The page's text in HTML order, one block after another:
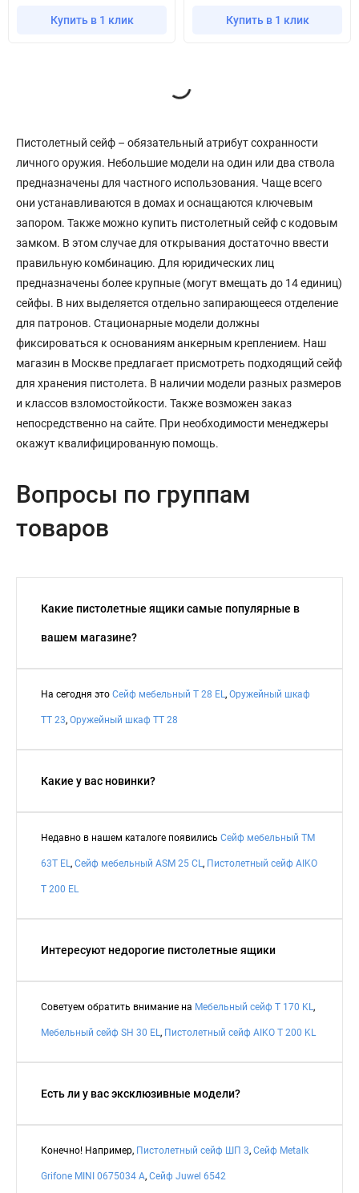
Купить в 1 клик Купить в 1 клик
Пистолетный сейф – обязательный атрибут сохранности
личного оружия. Небольшие модели на один или два ствола
предназначены для частного использования. Чаще всего
они устанавливаются в домах и оснащаются ключевым
запором. Также можно купить пистолетный сейф с кодовым
замком. В этом случае для открывания достаточно ввести
правильную комбинацию. Для юридических лиц
предназначены более крупные (могут вмещать до 14 единиц)
сейфы. В них выделяется отдельно запирающееся отделение
для патронов. Стационарные модели должны
фиксироваться к основаниям анкерным креплением. Наш
магазин в Москве предлагает присмотреть подходящий сейф
для хранения пистолета. В наличии модели разных размеров
и классов взломостойкости. Также возможен заказ
непосредственно на сайте. При необходимости менеджеры
окажут квалифицированную помощь.
Вопросы по группам
товаров
Какие пистолетные ящики самые популярные в
вашем магазине?
На сегодня это Сейф мебельный T 28 EL, Оружейный шкаф
TT 23, Оружейный шкаф TT 28
Какие у вас новинки?
Недавно в нашем каталоге появились Сейф мебельный TM
63T EL, Сейф мебельный ASM 25 CL, Пистолетный сейф AIKO
T 200 EL
Интересуют недорогие пистолетные ящики
Советуем обратить внимание на Мебельный сейф T 170 KL,
Мебельный сейф SH 30 EL, Пистолетный сейф AIKO T 200 KL
Есть ли у вас эксклюзивные модели?
Конечно! Например, Пистолетный сейф ШП 3, Сейф Metalk
Grifone MINI 0675034 A, Сейф Juwel 6542